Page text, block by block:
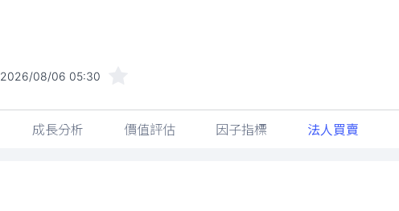
2026/08/06 05:30
成長分析 價值評估 因子指標 法人買賣